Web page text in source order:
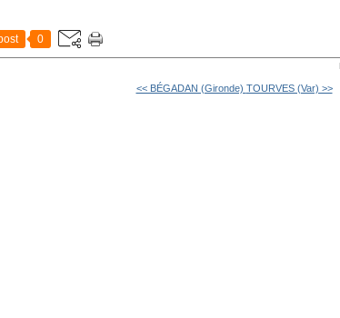
0
<< BÉGADAN (Gironde) TOURVES (Var) >>